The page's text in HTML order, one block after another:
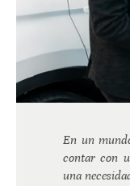
En un
contar con
una